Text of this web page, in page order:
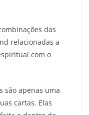
das
relacionadas a
com o
são apenas uma
cartas. Elas